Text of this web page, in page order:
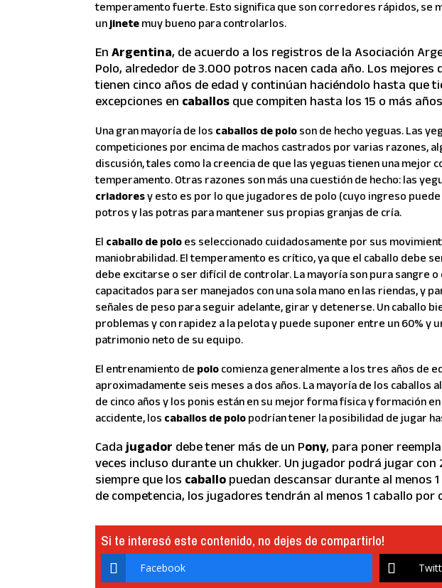
temperamento fuerte. Esto significa que son corredores rápidos, se
un jinete muy bueno para controlarlos.
EnArgentina, de acuerdo a los registros de la Asociación
Polo, alrededor de 3.000 potros nacen cada año. Los mejores
tienen cinco años de edad y continúan haciéndolo hasta que
excepciones en caballos que compiten hasta los 15 o más
Una gran mayoría de los caballos de polo son de hecho yeguas. Las
competiciones por encima de machos castrados por varias razones,
discusión, tales como la creencia de que las yeguas tienen una mejor
temperamento. Otras razones son más una cuestión de hecho: las
criadoresy esto es por lo que jugadores de polo (cuyo ingreso
potros y las potras para mantener sus propias granjas de cría.
El caballo de polo es seleccionado cuidadosamente por sus
maniobrabilidad. El temperamento es crítico, ya que el caballo debe
debe excitarse o ser difícil de controlar. La mayoría son pura sangre o
capacitados para ser manejados con una sola mano en las riendas, y
señales de peso para seguir adelante, girar y detenerse. Un caballo
problemas y con rapidez a la pelota y puede suponer entre un 60% y
patrimonio neto de su equipo.
El entrenamiento de polo comienza generalmente a los tres años de
aproximadamente seis meses a dos años. La mayoría de los caballos
de cinco años y los ponis están en su mejor forma física y formación
accidente, los caballos de polo podrían tener la posibilidad de jugar
Cada jugador debe tener más de un Pony, para poner
veces incluso durante un chukker. Un jugador podrá jugar con
siempre que los caballo puedan descansar durante al menos
de competencia, los jugadores tendrán al menos 1 caballo por
Si te interesó este contenido, no dejes de compartirlo!
Facebook